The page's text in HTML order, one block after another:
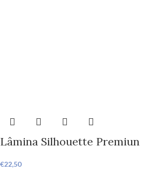
Lâmina Silhouette Premiun
€22,50